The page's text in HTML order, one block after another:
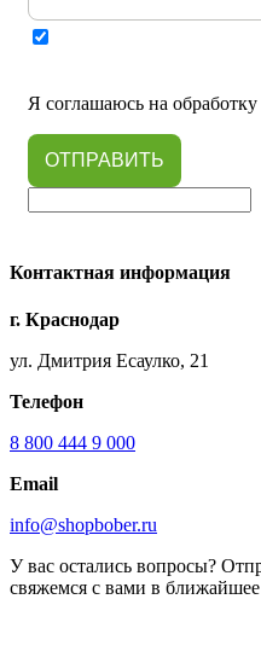
Я соглашаюсь на
ОТПРАВИТЬ
Контактная информация
г. Краснодар
ул. Дмитрия Есаулко, 21
Телефон
8 800 444 9 000
Email
info@shopbober.ru
У вас остались вопросы?
свяжемся с вами в